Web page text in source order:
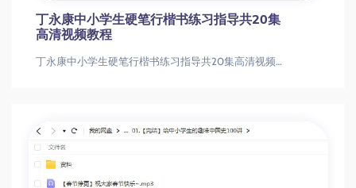
丁永康中小学生硬笔行楷书练习指导共20集
高清视频教程
丁永康中小学生硬笔行楷书练习指导共20集高清视频教程丁永康中小学生硬笔行楷书练习指导共20集高清视频教程